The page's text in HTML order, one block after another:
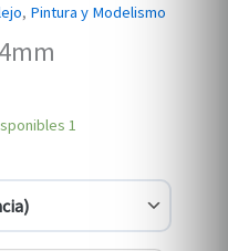
, Pintura y Modelismo
1